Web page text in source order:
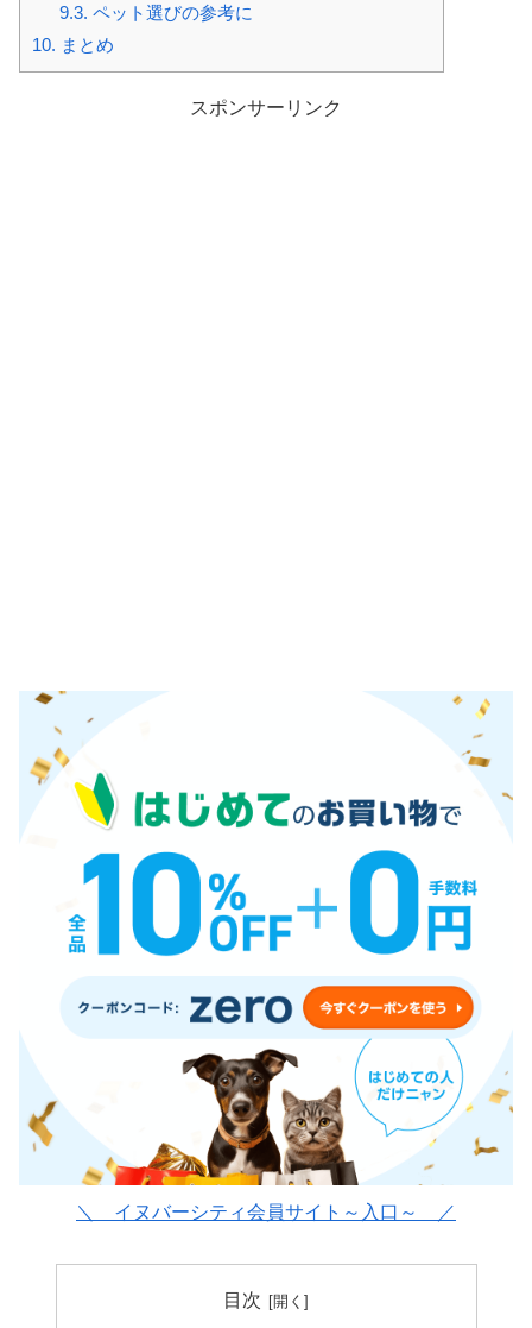
9.3. ペット選びの参考に
10. まとめ
スポンサーリンク
＼ イヌバーシティ会員サイト～入口～ ／
目次